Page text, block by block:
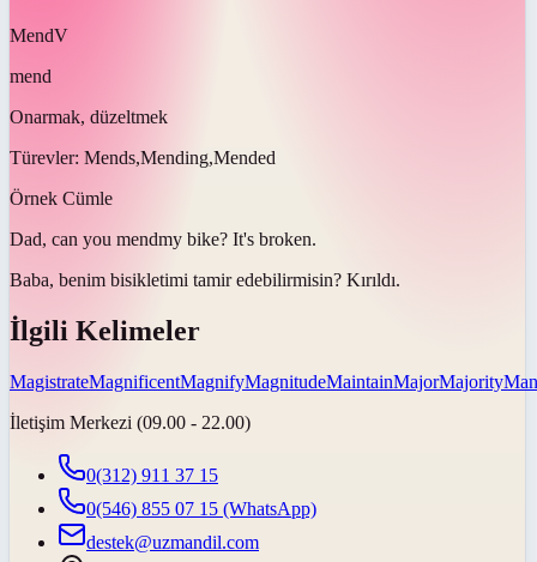
MendV
mend
Onarmak, düzeltmek
Türevler: Mends,Mending,Mended
Örnek Cümle
Dad, can you mendmy bike? It's broken.
Baba, benim bisikletimi tamir edebilirmisin? Kırıldı.
İlgili Kelimeler
MagistrateMagnificentMagnifyMagnitudeMaintainMajorMajority
İletişim Merkezi (09.00 - 22.00)
0(312) 911 37 15
0(546) 855 07 15 (WhatsApp)
destek@uzmandil.com